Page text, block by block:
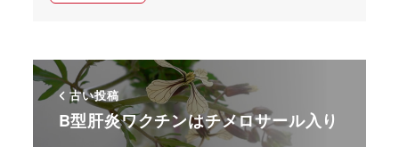
古い投稿
B型肝炎ワクチンはチメロサール入り